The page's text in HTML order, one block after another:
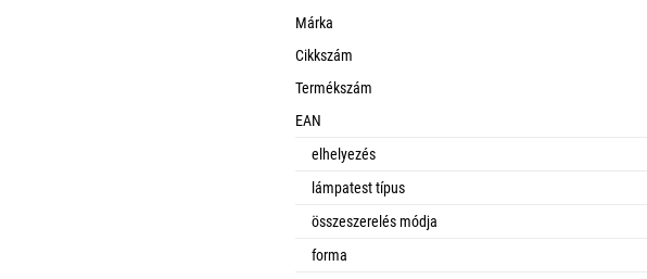
Márka
Cikkszám
Termékszám
EAN
elhelyezés
lámpatest típus
összeszerelés módja
forma